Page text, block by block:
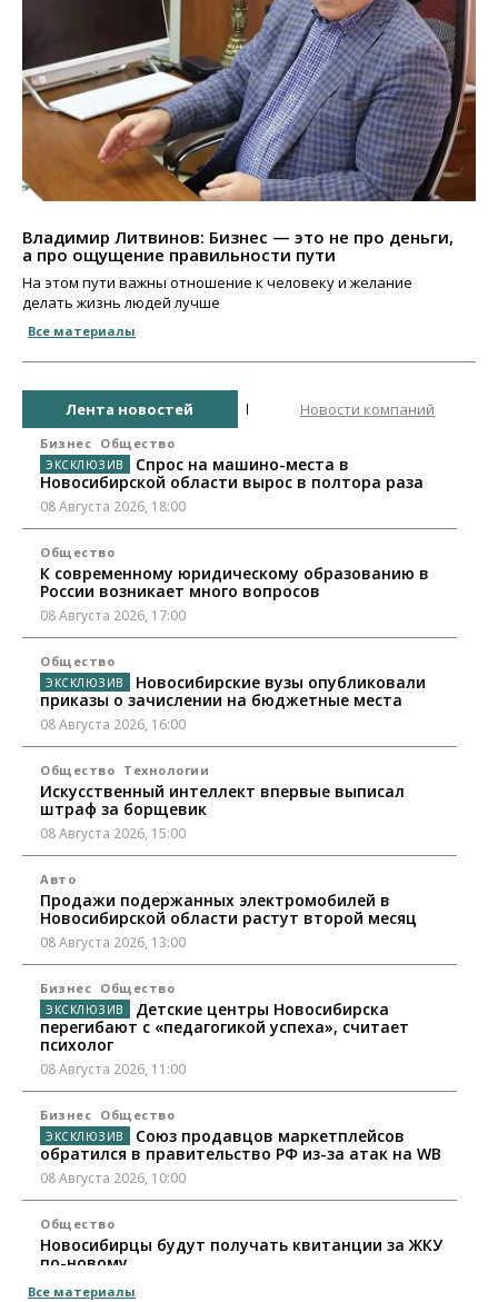
Владимир Литвинов: Бизнес — это не про деньги,
а про ощущение правильности пути
На этом пути важны отношение к человеку и желание
делать жизнь людей лучше
Все материалы
Лента новостей Новости компаний
Бизнес Общество
Спрос на машино-места в
Новосибирской области вырос в полтора раза
08 Августа 2026, 18:00
Общество
К современному юридическому образованию в
России возникает много вопросов
08 Августа 2026, 17:00
Общество
Новосибирские вузы опубликовали
приказы о зачислении на бюджетные места
08 Августа 2026, 16:00
Общество Технологии
Искусственный интеллект впервые выписал
штраф за борщевик
08 Августа 2026, 15:00
Авто
Продажи подержанных электромобилей в
Новосибирской области растут второй месяц
08 Августа 2026, 13:00
Бизнес Общество
Детские центры Новосибирска
перегибают с «педагогикой успеха», считает
психолог
08 Августа 2026, 11:00
Бизнес Общество
Союз продавцов маркетплейсов
обратился в правительство РФ из-за атак на WB
08 Августа 2026, 10:00
Общество
Новосибирцы будут получать квитанции за ЖКУ
по-новому
08 Августа 2026, 09:00
Все материалы